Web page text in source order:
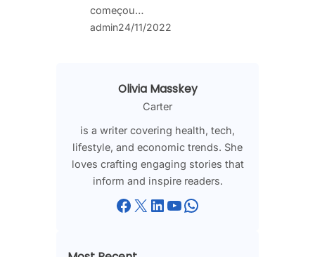
começou…
admin24/11/2022
Olivia Masskey
Carter
is a writer covering health, tech,
lifestyle, and economic trends. She
loves crafting engaging stories that
inform and inspire readers.
Facebook X LinkedIn YouTube WhatsApp